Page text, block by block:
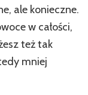
ale konieczne.
w całości,
też tak
mniej